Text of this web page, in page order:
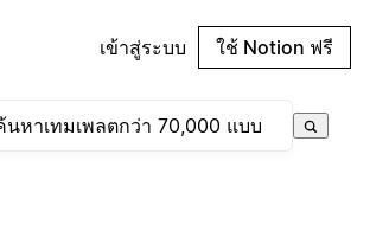
เข้าสู่ระบบ ใช้ Notion ฟรี